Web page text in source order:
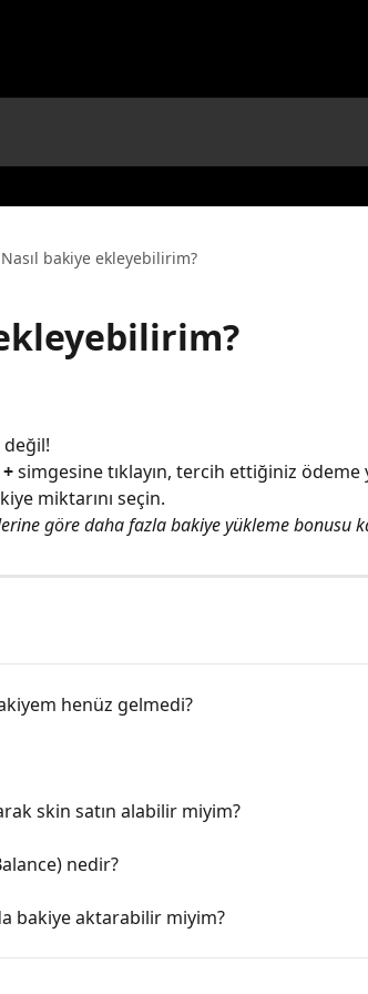
Nasıl bakiye ekleyebilirim?
+ simgesine tıklayın, tercih ettiğiniz
miktarını seçin.
göre daha fazla bakiye yükleme bonusu
henüz gelmedi?
skin satın alabilir miyim?
nedir?
bakiye aktarabilir miyim?